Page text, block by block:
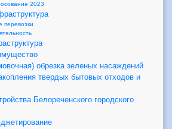
2023
перевозки
обрезка зеленых насаждений
твердых бытовых отходов и
Белореченского городского